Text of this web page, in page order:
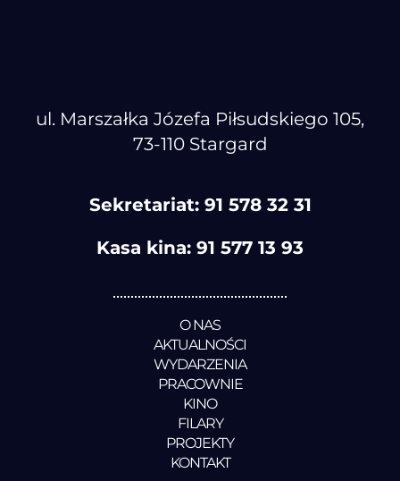
ul. Marszałka Józefa Piłsudskiego 105,
73-110 Stargard
Sekretariat: 91 578 32 31
Kasa kina: 91 577 13 93
O NAS
AKTUALNOŚCI
WYDARZENIA
PRACOWNIE
KINO
FILARY
PROJEKTY
KONTAKT